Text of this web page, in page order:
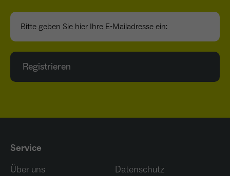
Laufzeit 4 Monate
Zweck
- Wiedererkennung von Nutzern zwischen
Facebook-/Instagram-Werbung
Bitte geben Sie hier Ihre E-Mailadresse ein:
Registrieren
Service
Über uns
Datenschutz